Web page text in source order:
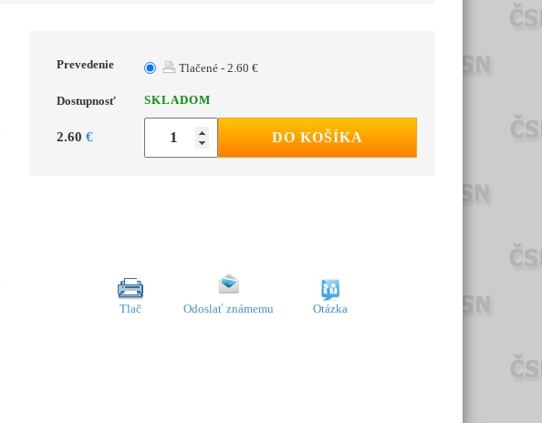
Prevedenie Tlačené - 2.60 €
Dostupnosť SKLADOM
2.60 € DO KOŠÍKA
Tlač Odoslať známemu Otázka